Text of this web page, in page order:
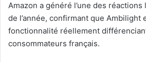
Amazon a généré l’une des
de l’année, confirmant que Ambilight
fonctionnalité réellement
consommateurs français.